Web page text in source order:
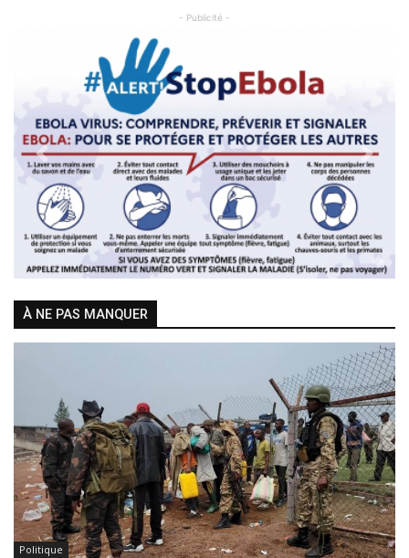
- Publicité -
Previous Next
À NE PAS MANQUER
Politique